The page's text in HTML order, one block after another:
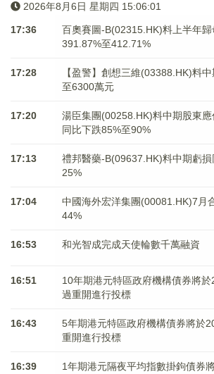
2026年8月6日 星期四 15:06:01
17:36
百奧賽圖-B(02315.HK)料上半年
391.87%至412.71%
17:28
【盈警】創想三維(03388.HK)料
至6300萬元
17:20
湯臣集團(00258.HK)料中期股東應
同比下跌85%至90%
17:13
禮邦醫藥-B(09637.HK)料中期虧
25%
17:04
中國海外宏洋集團(00081.HK)7月
44%
16:53 和光智成完成天使輪數千萬融資
16:51
10年期港元特區政府機構債券將
過重開進行投標
16:43
5年期港元特區政府機構債券將於
重開進行投標
16:39
1年期港元隔夜平均指數掛鉤債券